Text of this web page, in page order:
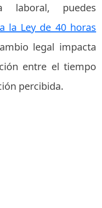
laboral, puedes
la Ley de 40 horas
legal impacta
entre el tiempo
percibida.